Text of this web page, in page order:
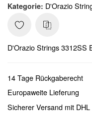
Kategorie: D'Orazio
D'Orazio Strings 3312SS
14 Tage Rückgaberecht
Europaweite Lieferung
Sicherer Versand mit DHL